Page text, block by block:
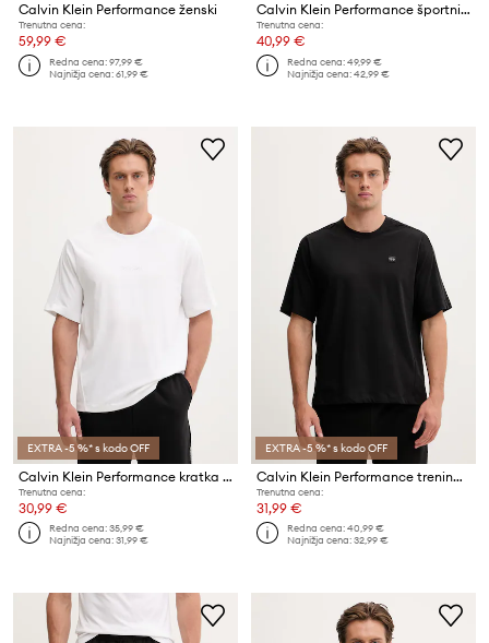
Calvin Klein Performance ženski
Trenutna cena:
59,99 €
Redna cena:97,99 €
Najnižja cena:61,99 €
Calvin Klein Performance športni nedrček
Trenutna cena:
40,99 €
Redna cena:49,99 €
Najnižja cena:42,99 €
EXTRA -5 %* s kodo OFF
Calvin Klein Performance kratka majica moška z bombažem
Trenutna cena:
30,99 €
Redna cena:35,99 €
Najnižja cena:31,99 €
EXTRA -5 %* s kodo OFF
Calvin Klein Performance trening kratka majica moška z bombažem
Trenutna cena:
31,99 €
Redna cena:40,99 €
Najnižja cena:32,99 €